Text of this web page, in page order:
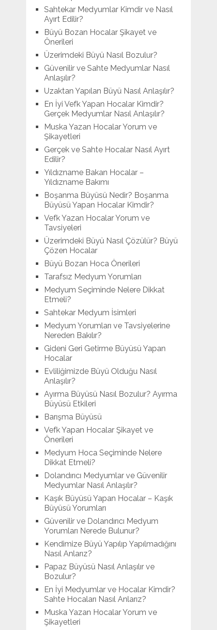
Sahtekar Medyumlar Kimdir ve Nasıl
Ayırt Edilir?
Büyü Bozan Hocalar Şikayet ve
Önerileri
Üzerimdeki Büyü Nasıl Bozulur?
Güvenilir ve Sahte Medyumlar Nasıl
Anlaşılır?
Uzaktan Yapılan Büyü Nasıl Anlaşılır?
En İyi Vefk Yapan Hocalar Kimdir?
Gerçek Medyumlar Nasıl Anlaşılır?
Muska Yazan Hocalar Yorum ve
Şikayetleri
Gerçek ve Sahte Hocalar Nasıl Ayırt
Edilir?
Yıldızname Bakan Hocalar –
Yıldızname Bakımı
Boşanma Büyüsü Nedir? Boşanma
Büyüsü Yapan Hocalar Kimdir?
Vefk Yazan Hocalar Yorum ve
Tavsiyeleri
Üzerimdeki Büyü Nasıl Çözülür? Büyü
Çözen Hocalar
Büyü Bozan Hoca Önerileri
Tarafsız Medyum Yorumları
Medyum Seçiminde Nelere Dikkat
Etmeli?
Sahtekar Medyum İsimleri
Medyum Yorumları ve Tavsiyelerine
Nereden Bakılır?
Gideni Geri Getirme Büyüsü Yapan
Hocalar
Evliliğimizde Büyü Olduğu Nasıl
Anlaşılır?
Ayırma Büyüsü Nasıl Bozulur? Ayırma
Büyüsü Etkileri
Barışma Büyüsü
Vefk Yapan Hocalar Şikayet ve
Önerileri
Medyum Hoca Seçiminde Nelere
Dikkat Etmeli?
Dolandırıcı Medyumlar ve Güvenilir
Medyumlar Nasıl Anlaşılır?
Kaşık Büyüsü Yapan Hocalar – Kaşık
Büyüsü Yorumları
Güvenilir ve Dolandırıcı Medyum
Yorumları Nerede Bulunur?
Kendimize Büyü Yapılıp Yapılmadığını
Nasıl Anlarız?
Papaz Büyüsü Nasıl Anlaşılır ve
Bozulur?
En İyi Medyumlar ve Hocalar Kimdir?
Sahte Hocaları Nasıl Anlarız?
Muska Yazan Hocalar Yorum ve
Şikayetleri